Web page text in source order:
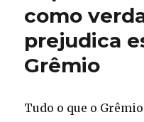
como
prejudica
Grêmio
Tudo o que o